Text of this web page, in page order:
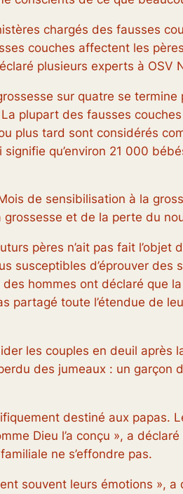
chargés des fausses
couches affectent les
plusieurs experts à OSV
sur quatre se
plupart des fausses
plus tard sont considérés
qu’environ 21 000
de sensibilisation à la
et de la perte du
pères n’ait pas fait
susceptibles d’éprouver
hommes ont déclaré que
partagé toute l’étendue de
les couples en deuil après
des jumeaux : un garçon
destiné aux papas.
Dieu l’a conçu », a
ne s’effondre pas.
souvent leurs émotions », a